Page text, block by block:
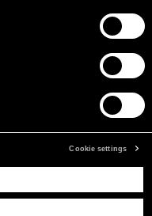
Cookie settings